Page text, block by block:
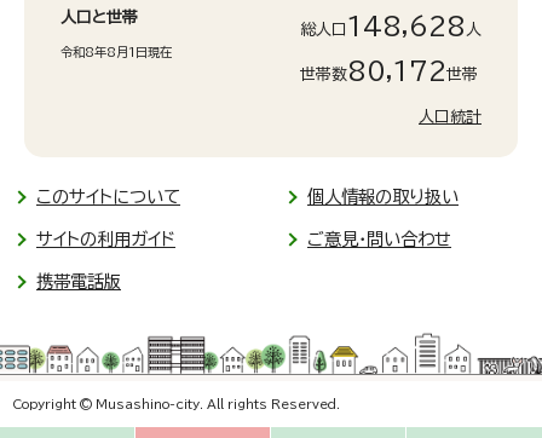
人口と世帯
令和8年8月1日現在
総人口 148,628 人
世帯数80,172世帯
人口統計
このサイトについて 個人情報の取り扱い
サイトの利用ガイド ご意見・問い合わせ
携帯電話版
Copyright © Musashino-city. All rights Reserved.